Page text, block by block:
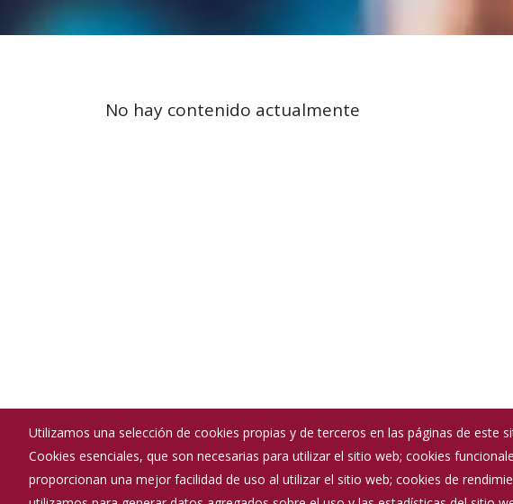
No hay contenido actualmente
Utilizamos una selección de cookies propias y de terceros en las páginas de este
Cookies esenciales, que son necesarias para utilizar el sitio web; cookies
proporcionan una mejor facilidad de uso al utilizar el sitio web; cookies de
Ayuntamiento de Baños de Valdearados
: Calle Real - 38. 09450